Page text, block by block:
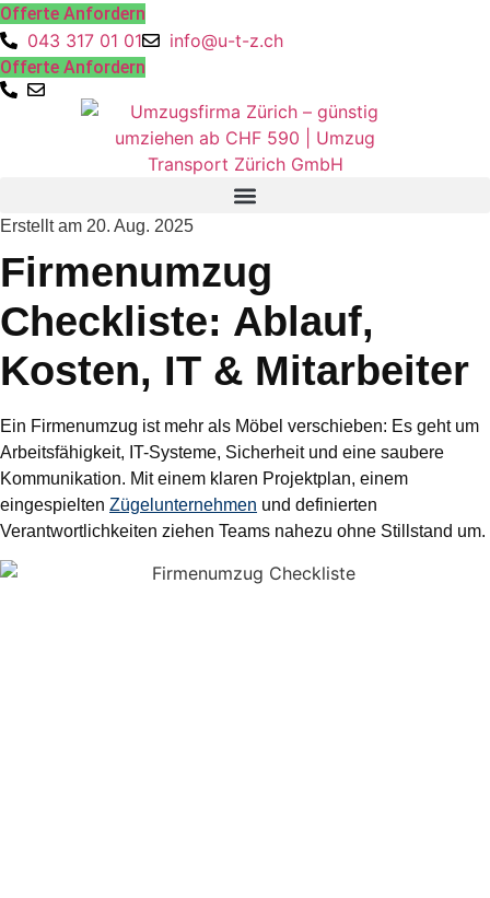
Skip
to
content
Offerte Anfordern
043 317 01 01 info@u-t-z.ch
Offerte Anfordern
Erstellt am 20. Aug. 2025
Firmenumzug
Checkliste: Ablauf,
Kosten, IT & Mitarbeiter
Ein Firmenumzug ist mehr als Möbel verschieben: Es geht um
Arbeitsfähigkeit, IT-Systeme, Sicherheit und eine saubere
Kommunikation. Mit einem klaren Projektplan, einem
eingespielten Zügelunternehmen und definierten
Verantwortlichkeiten ziehen Teams nahezu ohne Stillstand um.